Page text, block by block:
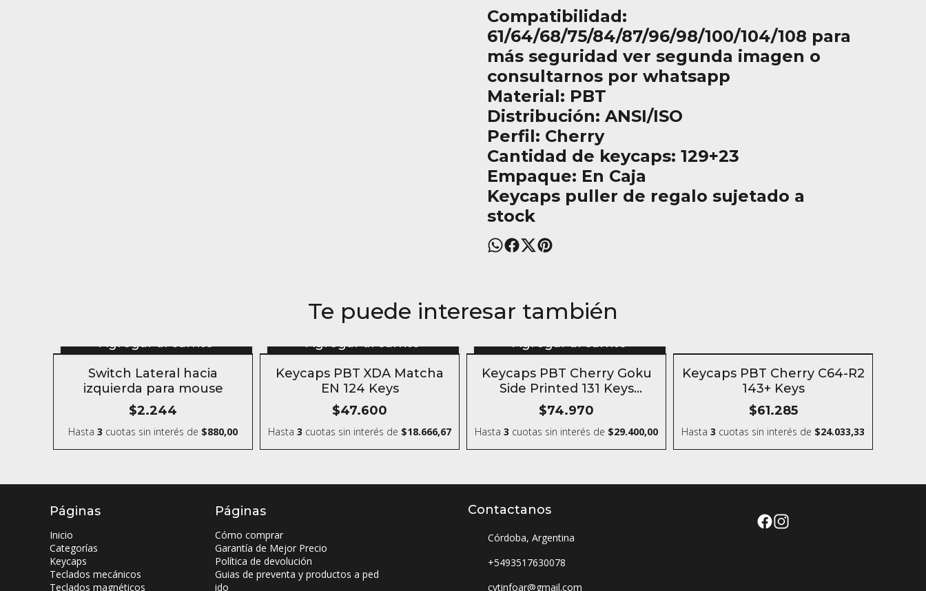
Compatibilidad:
61/64/68/75/84/87/96/98/100/104/108 para
más seguridad ver segunda imagen o
consultarnos por whatsapp
Material: PBT
Distribución: ANSI/ISO
Perfil: Cherry
Cantidad de keycaps: 129+23
Empaque: En Caja
Keycaps puller de regalo sujetado a
stock
Te puede interesar también
5% OFF
COMPRANDO 6 O MÁS
Agregar al carrito
Switch Lateral hacia
izquierda para mouse
$2.244
Hasta 3 cuotas sin interés de $880,00
Agregar al carrito
Keycaps PBT XDA Matcha
EN 124 Keys
$47.600
Hasta 3 cuotas sin interés de $18.666,67
Agregar al carrito
Keycaps PBT Cherry Goku
Side Printed 131 Keys
Dragonball
$74.970
Hasta 3 cuotas sin interés de $29.400,00
SIN STOCK
Keycaps PBT Cherry C64-R2
143+ Keys
$61.285
Hasta 3 cuotas sin interés de $24.033,33
Páginas
Inicio
Categorías
Keycaps
Teclados mecánicos
Teclados magnéticos
Páginas
Cómo comprar
Garantía de Mejor Precio
Política de devolución
Guias de preventa y productos a ped
ido
Contactanos
Córdoba, Argentina
+5493517630078
cytinfoar@gmail.com